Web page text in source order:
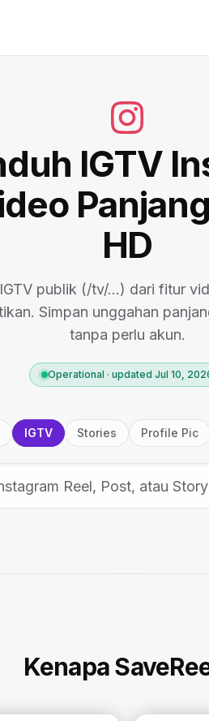
IGTV
HD
publik (/tv/…) dari fitur
Simpan unggahan
tanpa perlu akun.
Operational · updated Jul 10,
IGTV Stories Profile Pic
Kenapa